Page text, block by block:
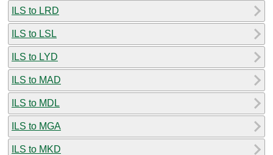
ILS to LRD
ILS to LSL
ILS to LYD
ILS to MAD
ILS to MDL
ILS to MGA
ILS to MKD